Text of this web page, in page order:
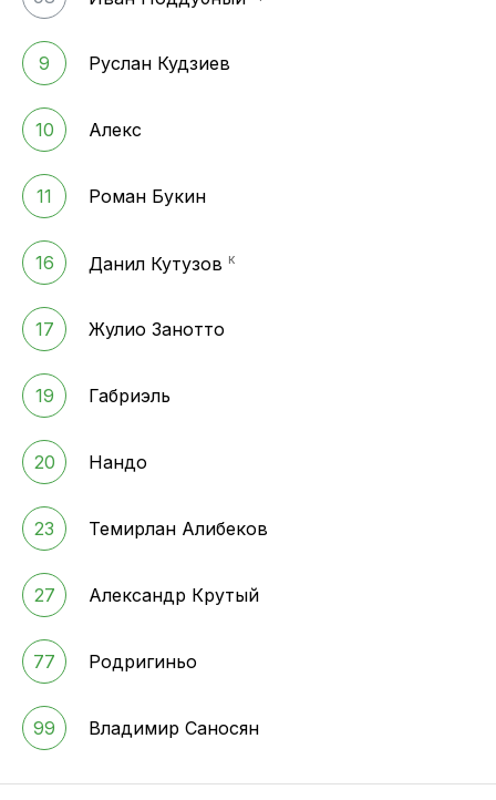
9 Руслан Кудзиев
10 Алекс
11 Роман Букин
16 Данил Кутузов к
17 Жулио Занотто
19 Габриэль
20 Нандо
23 Темирлан Алибеков
27 Александр Крутый
77 Родригиньо
99 Владимир Саносян